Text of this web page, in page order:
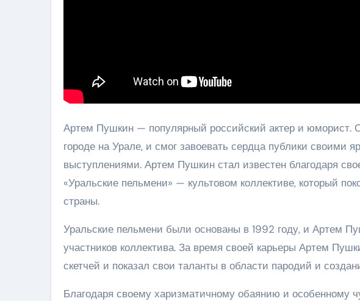
Артем Пушкин — популярный российский актер и юморист.
городе на Урале, и смог завоевать сердца публики своими
выступлениями. Артем Пушкин стал известен благодаря
«Уральские пельмени» — культовом коллективе, который
страны.
Уральские пельмени были основаны в 1992 году, и Артем
участников коллектива. За время своей карьеры Артем
скетчей и показал свои таланты в области пародий и
Благодаря своему харизматичному обаянию и особенному